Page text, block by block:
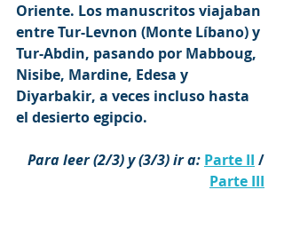
Oriente. Los manuscritos viajaban
entre Tur-Levnon (Monte Líbano) y
Tur-Abdin, pasando por Mabboug,
Nisibe, Mardine, Edesa y
Diyarbakir, a veces incluso hasta
el desierto egipcio.
Para leer (2/3) y (3/3) ir a: Parte II /
Parte III